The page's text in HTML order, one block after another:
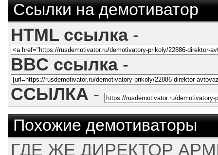
Ссылки на демотиватор
HTML ссылка-
BBC ссылка-
ССЫЛКА -
Похожие демотиваторы
ГДЕ ЖЕ ДИРЕКТОР